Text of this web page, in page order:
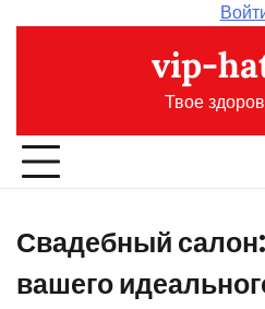
vip-
Твое
Свадебный
вашего